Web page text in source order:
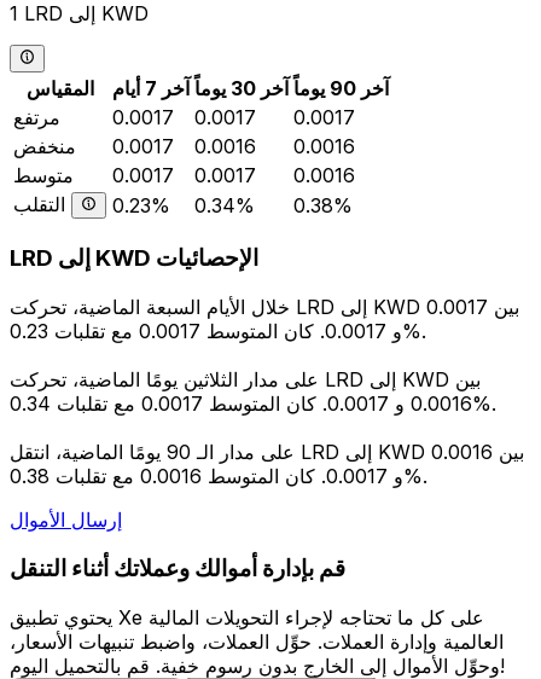
1 LRD إلى KWD
المقياس آخر 7 أيام آخر 30 يوماً
آخر 90 يوماً
مرتفع
0.0017 0.0017
0.0017
منخفض
0.0017 0.0016
0.0016
متوسط
0.0017 0.0017
0.0016
التقلب
0.23% 0.34% 0.38%
LRD إلى KWD الإحصائيات
خلال الأيام السبعة الماضية، تحركت LRD إلى KWD بين 0.0017
و 0.0017. كان المتوسط 0.0017 مع تقلبات 0.23%.
على مدار الثلاثين يومًا الماضية، تحركت LRD إلى KWD بين
0.0016 و 0.0017. كان المتوسط 0.0017 مع تقلبات 0.34%.
على مدار الـ 90 يومًا الماضية، انتقل LRD إلى KWD بين 0.0016
و 0.0017. كان المتوسط 0.0016 مع تقلبات 0.38%.
إرسال الأموال
قم بإدارة أموالك وعملاتك أثناء التنقل
يحتوي تطبيق Xe على كل ما تحتاجه لإجراء التحويلات المالية
العالمية وإدارة العملات. حوِّل العملات، واضبط تنبيهات الأسعار،
وحوِّل الأموال إلى الخارج بدون رسوم خفية. قم بالتحميل اليوم!